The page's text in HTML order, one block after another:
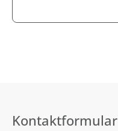
Kontaktformular